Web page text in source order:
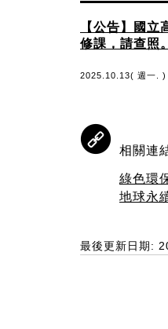
【公告】國
修課，請查照。
2025.10.13( 週一. )
相關連
綠色環
地球永
最後更新日期: